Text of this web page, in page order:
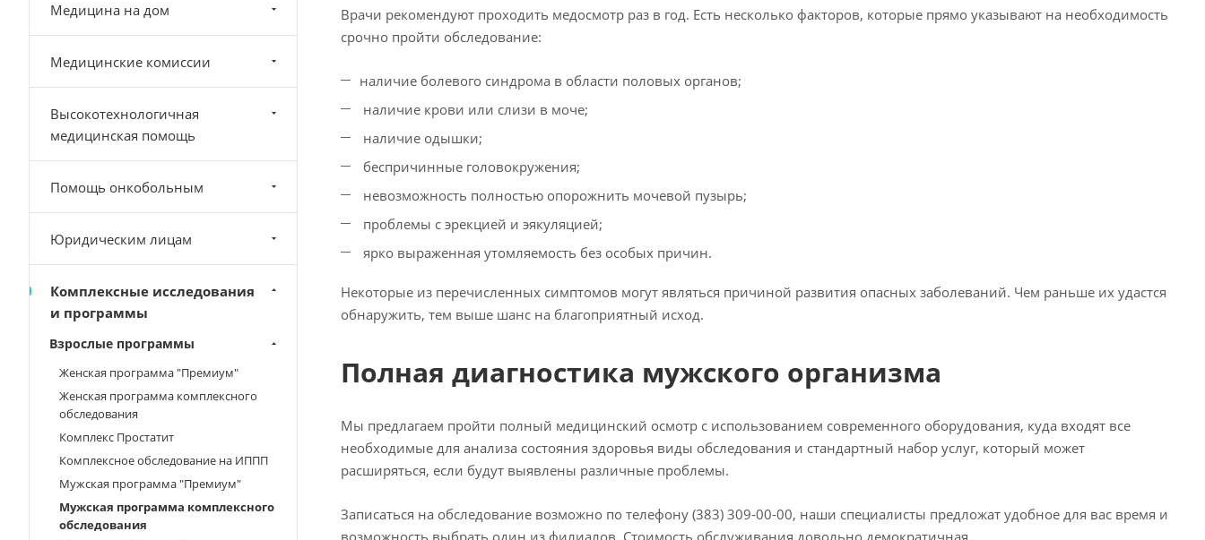
Врачи рекомендуют проходить медосмотр раз в год. Есть несколько факторов, которые прямо указывают на необходимость
срочно пройти обследование:
наличие болевого синдрома в области половых органов;
наличие крови или слизи в моче;
наличие одышки;
беспричинные головокружения;
невозможность полностью опорожнить мочевой пузырь;
проблемы с эрекцией и эякуляцией;
ярко выраженная утомляемость без особых причин.
Некоторые из перечисленных симптомов могут являться причиной развития опасных заболеваний. Чем раньше их удастся
обнаружить, тем выше шанс на благоприятный исход.
Полная диагностика мужского организма
Мы предлагаем пройти полный медицинский осмотр с использованием современного оборудования, куда входят все
необходимые для анализа состояния здоровья виды обследования и стандартный набор услуг, который может
расширяться, если будут выявлены различные проблемы.
Записаться на обследование возможно по телефону (383) 309-00-00, наши специалисты предложат удобное для вас время и
возможность выбрать один из филиалов. Стоимость обслуживания довольно демократичная.
Медицина на дом
Медицинские комиссии
Высокотехнологичная
медицинская помощь
Помощь онкобольным
Юридическим лицам
Комплексные исследования
и программы
Взрослые программы
Женская программа "Премиум"
Женская программа комплексного
обследования
Комплекс Простатит
Комплексное обследование на ИППП
Мужская программа "Премиум"
Мужская программа комплексного
обследования